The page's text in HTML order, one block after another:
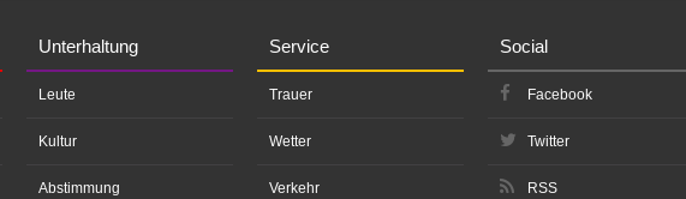
Unterhaltung
Leute
Kultur
Abstimmung
Service
Trauer
Wetter
Verkehr
Social
Facebook
Twitter
RSS